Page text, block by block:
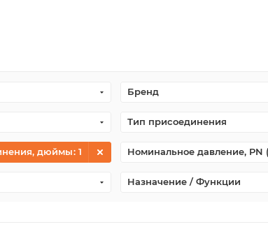
Бренд
Тип присоединения
дюймы: 1 Номинальное давление, PN
Назначение / Функции